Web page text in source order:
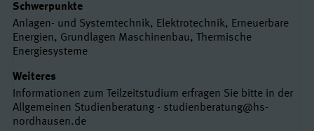
Schwerpunkte
Anlagen- und Systemtechnik, Elektrotechnik, Erneuerbare
Energien, Grundlagen Maschinenbau, Thermische
Energiesysteme
Weiteres
Informationen zum Teilzeitstudium erfragen Sie bitte in der
Allgemeinen Studienberatung - studienberatung@hs-
nordhausen.de